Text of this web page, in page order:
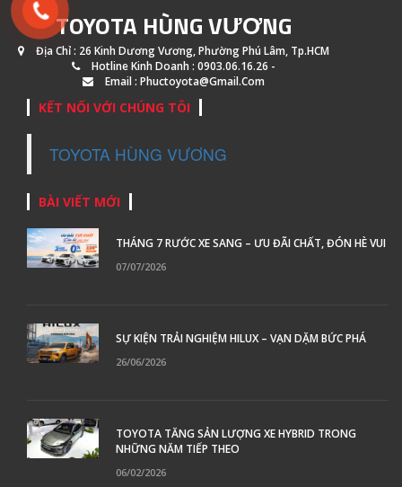
TOYOTA HÙNG VƯƠNG
Địa Chỉ : 26 Kinh Dương Vương, Phường Phú Lâm, Tp.HCM
Hotline Kinh Doanh : 0903.06.16.26 -
Email : Phuctoyota@gmail.com
KẾT NỐI VỚI CHÚNG TÔI
TOYOTA HÙNG VƯƠNG
BÀI VIẾT MỚI
THÁNG 7 RƯỚC XE SANG – ƯU ĐÃI CHẤT, ĐÓN HÈ VUI
07/07/2026
SỰ KIỆN TRẢI NGHIỆM HILUX – VẠN DẶM BỨC PHÁ
26/06/2026
TOYOTA TĂNG SẢN LƯỢNG XE HYBRID TRONG
NHỮNG NĂM TIẾP THEO
06/02/2026